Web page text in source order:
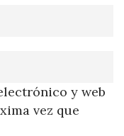
y web
vez que